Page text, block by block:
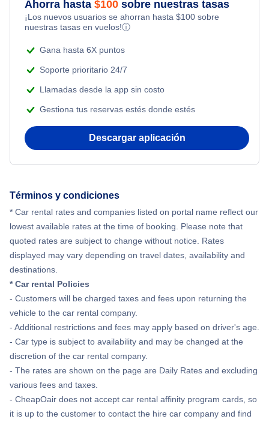
Adventure Vacations
Beach Vacations
Ahorra hasta $100 sobre nuestras tasas
¡Los nuevos usuarios se ahorran hasta $100 sobre
nuestras tasas en vuelos!ⓘ
Gana hasta 6X puntos
Soporte prioritario 24/7
Llamadas desde la app sin costo
Gestiona tus reservas estés donde estés
Descargar aplicación
Términos y condiciones
* Car rental rates and companies listed on portal name reflect our
lowest available rates at the time of booking. Please note that
quoted rates are subject to change without notice. Rates
displayed may vary depending on travel dates, availability and
destinations.
* Car rental Policies
- Customers will be charged taxes and fees upon returning the
vehicle to the car rental company.
- Additional restrictions and fees may apply based on driver's age.
- Car type is subject to availability and may be changed at the
discretion of the car rental company.
- The rates are shown on the page are Daily Rates and excluding
various fees and taxes.
- CheapOair does not accept car rental affinity program cards, so
it is up to the customer to contact the hire car company and find